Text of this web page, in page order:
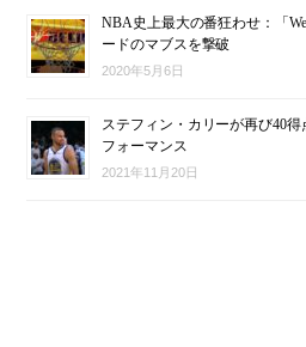
NBA史上最大の番狂わせ：「
ードのマブスを撃破
2020年5月6日
ステフィン・カリーが再び40
フォーマンス
2021年11月20日